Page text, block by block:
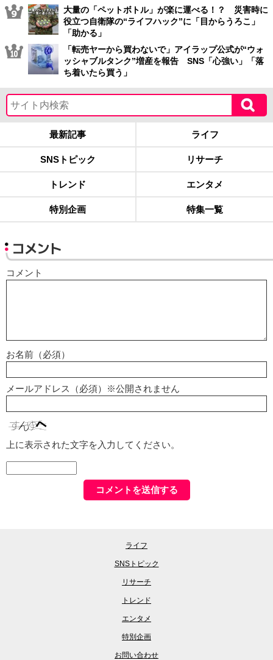
大量の「ペットボトル」が楽に運べる！？ 災害時に
役立つ自衛隊の“ライフハック”に「目からうろこ」
「助かる」
「転売ヤーから買わないで」アイラップ公式が“ウォ
ッシャブルタンク”増産を報告 SNS「心強い」「落
ち着いたら買う」
最新記事 ライフ
SNSトピック リサーチ
トレンド エンタメ
特別企画 特集一覧
コメント
コメント
お名前（必須）
メールアドレス（必須）※公開されません
上に表示された文字を入力してください。
ライフ
SNSトピック
リサーチ
トレンド
エンタメ
特別企画
お問い合わせ